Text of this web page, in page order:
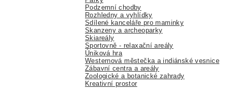
Podzemní chodby
Rozhledny a vyhlídky
Sdílené kanceláře pro maminky
Skanzeny a archeoparky
Skiareály
Sportovně - relaxační areály
Úniková hra
Westernová městečka a indiánské vesnice
Zábavní centra a areály
Zoologické a botanické zahrady
Kreativní prostor